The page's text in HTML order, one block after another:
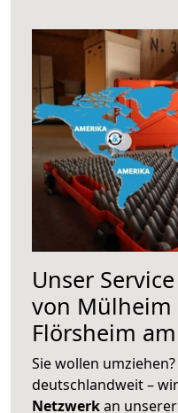
Unser
von Mülheim
Flörsheim
Sie wollen
deutschlandweit –
Netzwerkan